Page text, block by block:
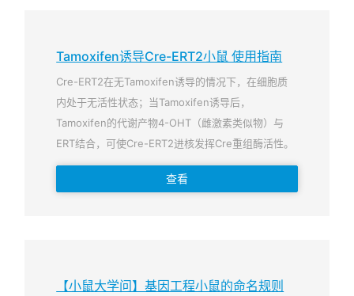
Tamoxifen诱导Cre-ERT2小鼠 使用指南
Cre-ERT2在无Tamoxifen诱导的情况下，在细胞质
内处于无活性状态；当Tamoxifen诱导后，
Tamoxifen的代谢产物4-OHT（雌激素类似物）与
ERT结合，可使Cre-ERT2进核发挥Cre重组酶活性。
查看
【小鼠大学问】基因工程小鼠的命名规则